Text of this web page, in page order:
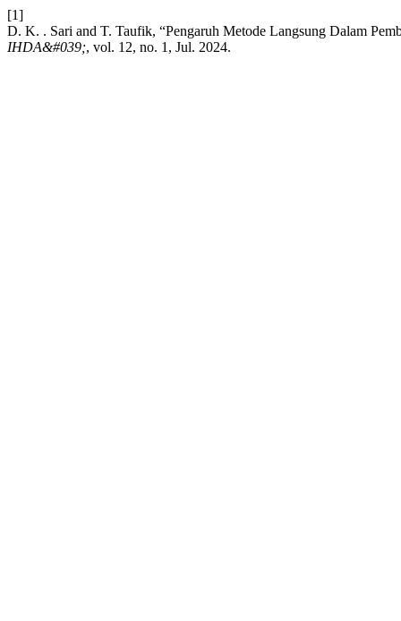
[1]
D. K. . Sari and T. Taufik, “Pengaruh Metode Langsung Dalam
IHDA&#039;, vol. 12, no. 1, Jul. 2024.